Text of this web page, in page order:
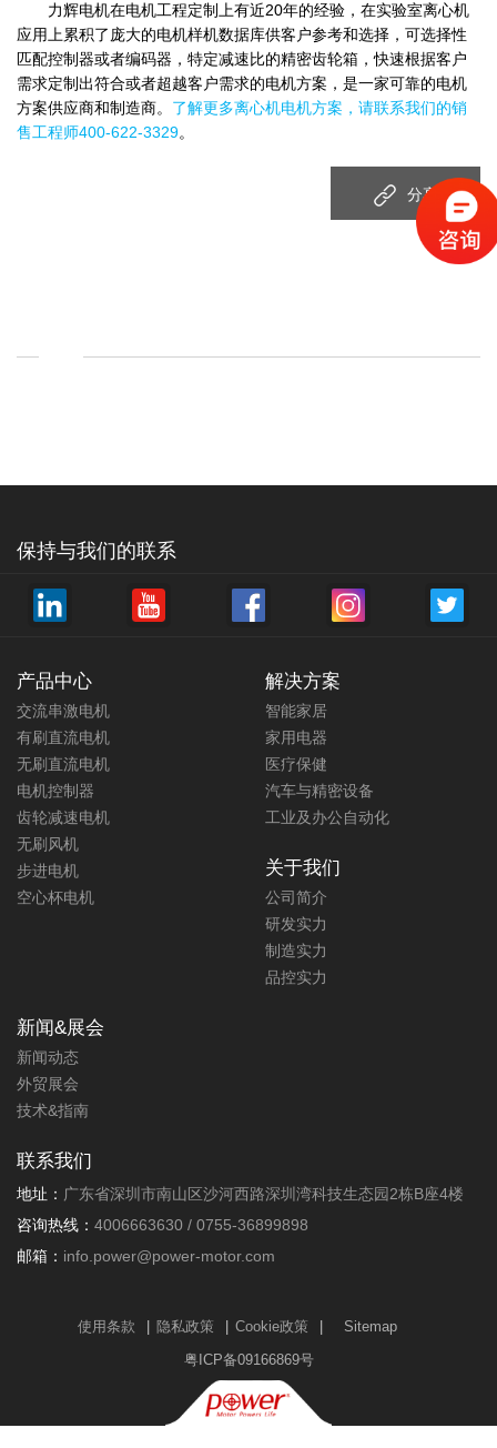
力辉电机在电机工程定制上有近20年的经验，在实验室离心机
应用上累积了庞大的电机样机数据库供客户参考和选择，可选择性
匹配控制器或者编码器，特定减速比的精密齿轮箱，快速根据客户
需求定制出符合或者超越客户需求的电机方案，是一家可靠的电机
方案供应商和制造商。 了解更多离心机电机方案，请联系我们的销
售工程师400-622-3329。
分享
保持与我们的联系
产品中心
交流串激电机
有刷直流电机
无刷直流电机
电机控制器
齿轮减速电机
无刷风机
步进电机
空心杯电机
解决方案
智能家居
家用电器
医疗保健
汽车与精密设备
工业及办公自动化
关于我们
公司简介
研发实力
制造实力
品控实力
新闻&展会
新闻动态
外贸展会
技术&指南
联系我们
地址： 广东省深圳市南山区沙河西路深圳湾科技生态园2栋B座4楼
咨询热线： 4006663630 / 0755-36899898
邮箱： info.power@power-motor.com
使用条款 隐私政策 Cookie政策
Sitemap
粤ICP备09166869号